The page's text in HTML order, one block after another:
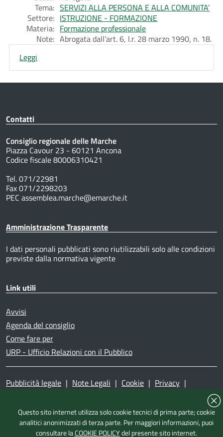
Tema: SERVIZI ALLA PERSONA E ALLA COMUNITA’
Settore: ISTRUZIONE - FORMAZIONE
Materia: Formazione professionale
Note: Abrogata dall'art. 6, l.r. 28 marzo 1990, n. 18.
Leggi
Contatti
Consiglio regionale delle Marche
Piazza Cavour 23 - 60121 Ancona
Codice fiscale 80006310421
Tel. 071/22981
Fax 071/2298203
PEC assemblea.marche@emarche.it
Amministrazione Trasparente
I dati personali pubblicati sono riutilizzabili solo alle condizioni
previste dalla normativa vigente
Link utili
Avvisi
Agenda del consiglio
Come fare per
URP - Ufficio Relazioni con il Pubblico
Pubblicità legale | Note Legali | Cookie | Privacy |
Questo sito internet utilizza solo cookie tecnici di prima parte; cookie
analitici anonimizzati di terza parte. Per maggiori informazioni, puoi
consultare laCOOKIE POLICYdel presente sito internet.